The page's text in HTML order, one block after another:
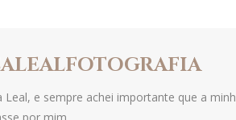
Leal, e sempre achei importante que a